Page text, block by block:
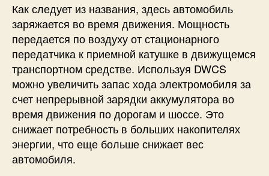
Как следует из названия, здесь автомобиль
заряжается во время движения. Мощность
передается по воздуху от стационарного
передатчика к приемной катушке в движущемся
транспортном средстве. Используя DWCS
можно увеличить запас хода электромобиля за
счет непрерывной зарядки аккумулятора во
время движения по дорогам и шоссе. Это
снижает потребность в больших накопителях
энергии, что еще больше снижает вес
автомобиля.